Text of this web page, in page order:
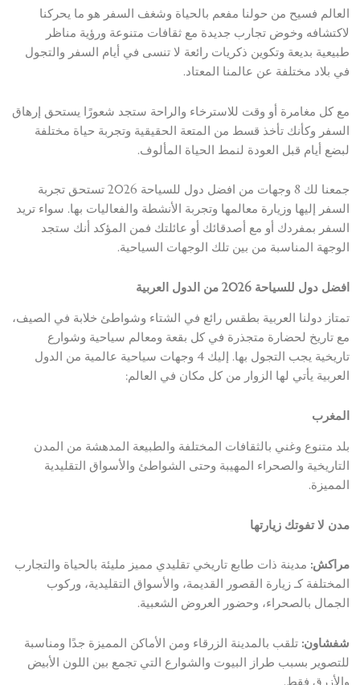
العالم فسيح من حولنا مفعم بالحياة وشغف السفر هو ما يحركنا
لاكتشافه وخوض تجارب جديدة مع ثقافات متنوعة ورؤية مناظر
طبيعية بديعة وتكوين ذكريات رائعة لا تنسى في أيام السفر والتجول
في بلاد مختلفة عن عالمنا المعتاد.
مع كل مغامرة أو وقت للاسترخاء والراحة ستجد شعورًا يستحق إرهاق
السفر وكأنك تأخذ قسط من المتعة الحقيقية وتجربة حياة مختلفة
لبضع أيام قبل العودة لنمط الحياة المألوف.
جمعنا لك 8 وجهات من افضل دول للسياحة 2026 تستحق تجربة
السفر إليها وزيارة معالمها وتجربة الأنشطة والفعاليات بها. سواء تريد
السفر بمفردك أو مع أصدقائك أو عائلتك فمن المؤكد أنك ستجد
الوجهة المناسبة من بين تلك الوجهات السياحية.
افضل دول للسياحة 2026 من الدول العربية
تمتاز دولنا العربية بطقس رائع في الشتاء وشواطئ خلابة في الصيف،
مع تاريخ لحضارة متجذرة في كل بقعة ومعالم سياحية وشوارع
تاريخية يجب التجول بها. إليك 4 وجهات سياحية عالمية من الدول
العربية يأتي لها الزوار من كل مكان في العالم:
المغرب
بلد متنوع وغني بالثقافات المختلفة والطبيعة المدهشة من المدن
التاريخية والصحراء المهيبة وحتى الشواطئ والأسواق التقليدية
المميزة.
مدن لا تفوتك زيارتها
مراكش: مدينة ذات طابع تاريخي تقليدي مميز مليئة بالحياة والتجارب
المختلفة كـ زيارة القصور القديمة، والأسواق التقليدية، وركوب
الجمال بالصحراء، وحضور العروض الشعبية.
شفشاون: تلقب بالمدينة الزرقاء ومن الأماكن المميزة جدًا ومناسبة
للتصوير بسبب طراز البيوت والشوارع التي تجمع بين اللون الأبيض
والأزرق فقط.